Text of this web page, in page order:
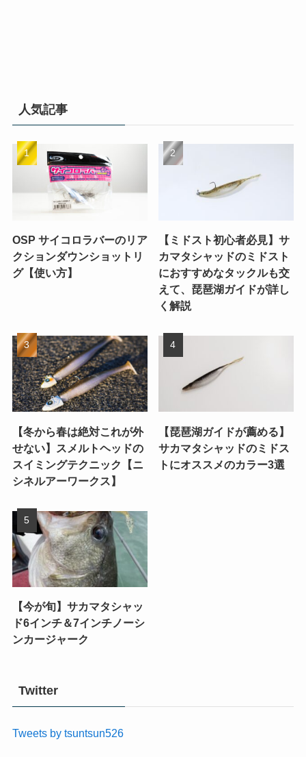
人気記事
OSP サイコロラバーのリア
クションダウンショットリ
グ【使い方】
【ミドスト初心者必見】サ
カマタシャッドのミドスト
におすすめなタックルも交
えて、琵琶湖ガイドが詳し
く解説
【冬から春は絶対これが外
せない】スメルトヘッドの
スイミングテクニック【ニ
シネルアーワークス】
【琵琶湖ガイドが薦める】
サカマタシャッドのミドス
トにオススメのカラー3選
【今が旬】サカマタシャッ
ド6インチ＆7インチノーシ
ンカージャーク
Twitter
Tweets by tsuntsun526